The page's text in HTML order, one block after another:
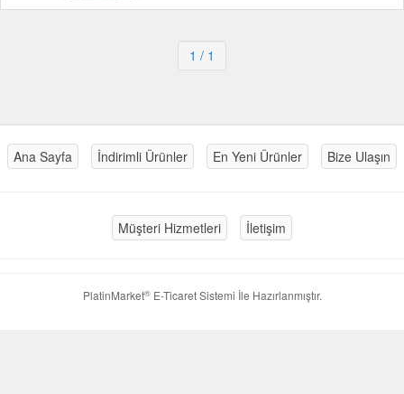
1 / 1
Ana Sayfa İndirimli Ürünler En Yeni Ürünler Bize Ulaşın
Müşteri Hizmetleri İletişim
PlatinMarket®E-Ticaret Sistemi İle Hazırlanmıştır.